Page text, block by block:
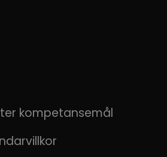
kompetansemål